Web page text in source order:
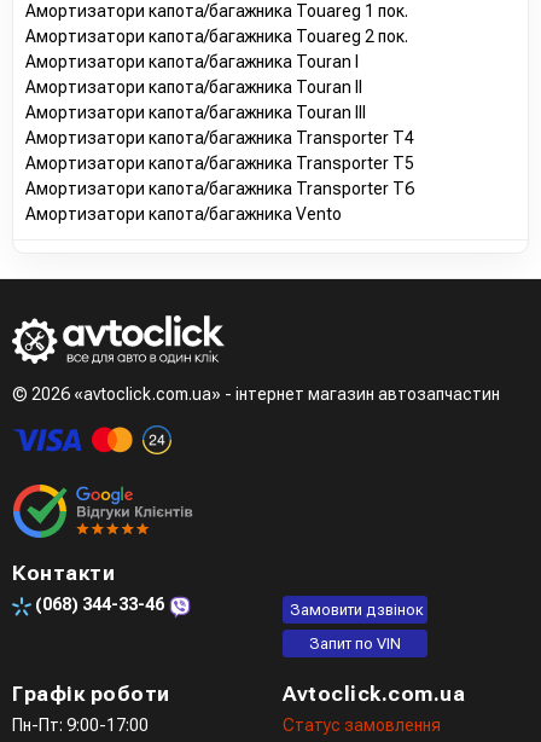
Амортизатори капота/багажника Touareg 1 пок.
Амортизатори капота/багажника Touareg 2 пок.
Амортизатори капота/багажника Touran I
Амортизатори капота/багажника Touran II
Амортизатори капота/багажника Touran III
Амортизатори капота/багажника Transporter T4
Амортизатори капота/багажника Transporter T5
Амортизатори капота/багажника Transporter T6
Амортизатори капота/багажника Vento
© 2026 «avtoclick.com.ua» - інтернет магазин автозапчастин
Контакти
(068) 344-33-46
Замовити дзвінок
Запит по VIN
Графік роботи
Пн-Пт: 9:00-17:00
Avtoclick.com.ua
Статус замовлення